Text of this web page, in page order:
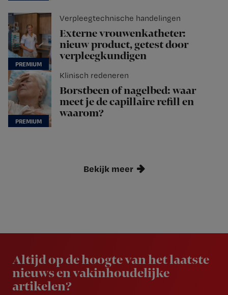
Verpleegtechnische handelingen
Externe vrouwenkatheter:
nieuw product, getest door
verpleegkundigen
Klinisch redeneren
Borstbeen of nagelbed: waar
meet je de capillaire refill en
waarom?
Bekijk meer
Altijd op de hoogte van het laatste
nieuws en vakinhoudelijke
artikelen?